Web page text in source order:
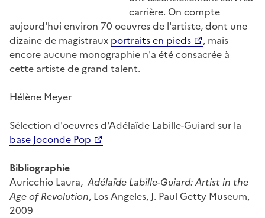
carrière. On compte
aujourd'hui environ 70 oeuvres de l'artiste, dont une
dizaine de magistraux portraits en pieds
, mais
encore aucune monographie n'a été consacrée à
cette artiste de grand talent.
Hélène Meyer
Sélection d'oeuvres d'Adélaïde Labille-Guiard sur la
base Joconde Pop
Bibliographie
Auricchio Laura, Adélaïde Labille-Guiard: Artist in the
Age of Revolution, Los Angeles, J. Paul Getty Museum,
2009